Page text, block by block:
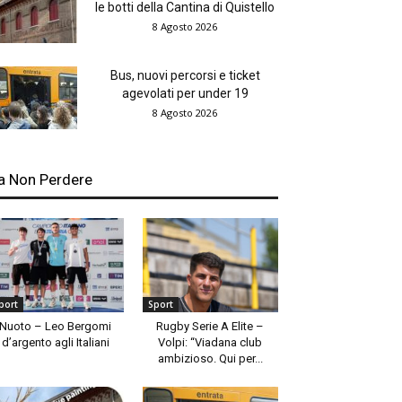
le botti della Cantina di Quistello
8 Agosto 2026
Bus, nuovi percorsi e ticket
agevolati per under 19
8 Agosto 2026
Non Perdere
Nuoto – Leo Bergomi
d’argento agli Italiani
Sport
Rugby Serie A Elite –
Volpi: “Viadana club
ambizioso. Qui per...